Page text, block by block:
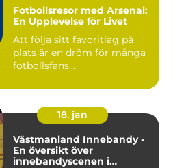
Fotbollsresor med Arsenal:
En Upplevelse för Livet
Att följa sitt favoritlag på
plats är en dröm för många
fotbollsfans...
18. jan
Västmanland Innebandy -
En översikt över
innebandyscenen i